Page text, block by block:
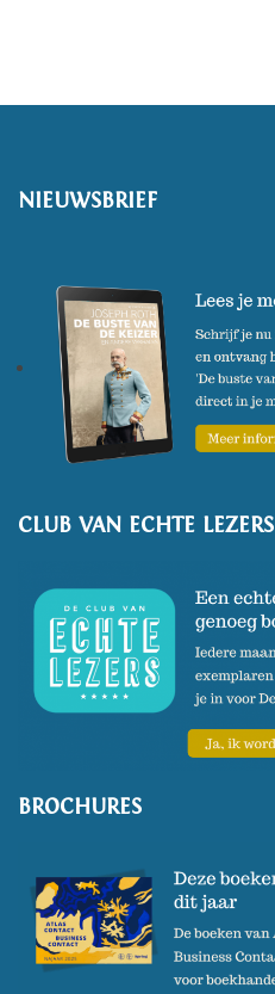
NIEUWSBRIEF
CLUB VAN ECHTE LEZERS
BROCHURES